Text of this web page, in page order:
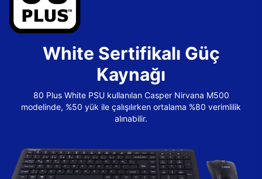
White Sertifikalı Güç
Kaynağı
80 Plus White PSU kullanılan Casper Nirvana M500
modelinde, %50 yük ile çalışılırken ortalama %80 verimlilik
alınabilir.